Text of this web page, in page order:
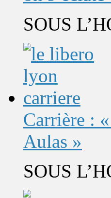
SOUS
Carrière :
Aulas »
SOUS